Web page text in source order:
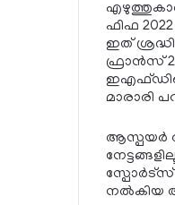
ഫിഫ
ഇത്
ഫ്രാന്‍സ്
മാരാരി
ആസ്പയര്‍
സ്പോര്‍ട്സ്
നല്‍കിയ